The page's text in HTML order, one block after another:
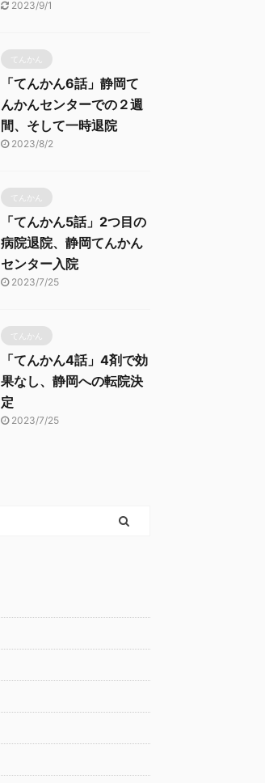
2023/9/1
てんかん
「てんかん6話」静岡て
んかんセンターでの２週
間、そして一時退院
2023/8/2
てんかん
「てんかん5話」2つ目の
病院退院、静岡てんかん
センター入院
2023/7/25
てんかん
「てんかん4話」4剤で効
果なし、静岡への転院決
定
2023/7/25